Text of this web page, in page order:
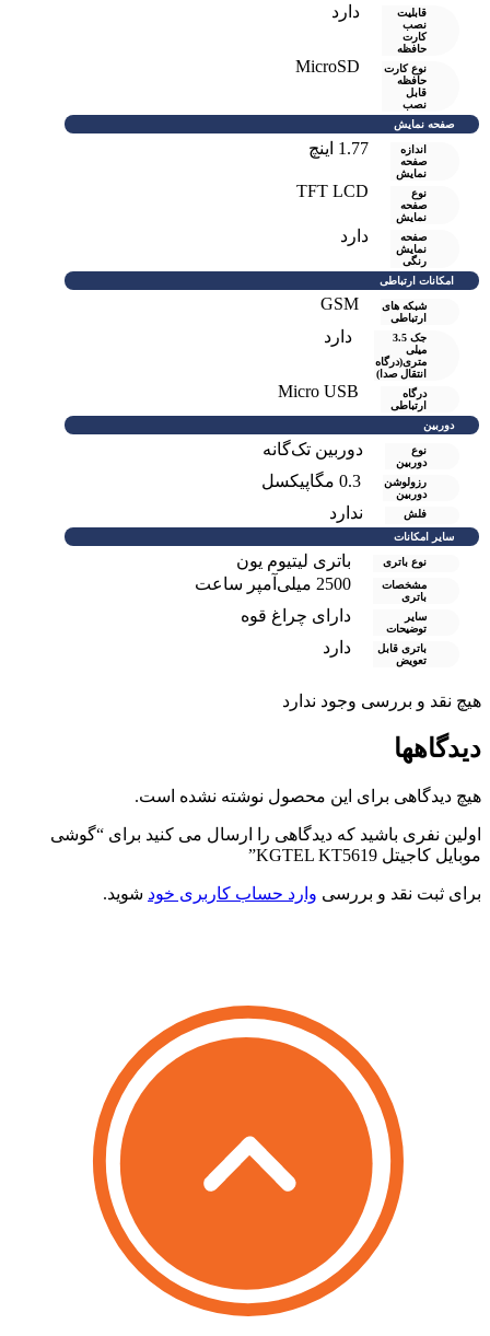
قابلیت
نصب
کارت
حافظه
دارد
نوع کارت
حافظه
قابل
نصب
MicroSD
صفحه نمایش
اندازه
صفحه
نمایش
1.77 اینچ
نوع
صفحه
نمایش
TFT LCD
صفحه
نمايش
رنگی
دارد
امکانات ارتباطی
شبکه های
ارتباطی
GSM
جک 3.5
میلی
متری(درگاه
انتقال صدا)
دارد
درگاه
ارتباطی
Micro USB
دوربین
نوع
دوربین
دوربین تک‌گانه
رزولوشن
دوربين
0.3 مگاپیکسل
فلش ندارد
سایر امکانات
نوع باتری باتری لیتیوم یون
مشخصات
باتری
2500 میلی‌آمپر ساعت
سایر
توضیحات
دارای چراغ قوه
باتری قابل
تعویض
دارد
هیچ نقد و بررسی وجود ندارد
دیدگاهها
هیچ دیدگاهی برای این محصول نوشته نشده است.
اولین نفری باشید که دیدگاهی را ارسال می کنید برای “گوشی
موبایل کاجیتل KGTEL KT5619”
برای ثبت نقد و بررسی وارد حساب کاربری خود شوید.